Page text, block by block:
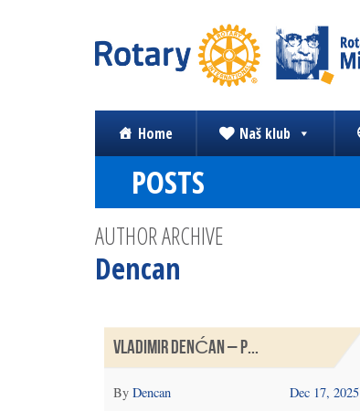
Home Naš klub
POSTS
AUTHOR ARCHIVE
Dencan
VLADIMIR DENĆAN – P...
By Dencan Dec 17, 2025